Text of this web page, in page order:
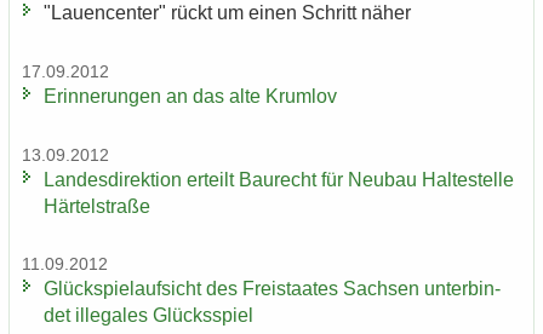
"Lau­en­cen­ter" rückt um einen Schritt näher
17.09.2012
Er­in­ne­run­gen an das alte Krum­lov
13.09.2012
Lan­des­di­rek­ti­on er­teilt Bau­recht für Neu­bau Hal­te­stel­le
Här­tel­stra­ße
11.09.2012
Glück­spiel­auf­sicht des Frei­staa­tes Sach­sen un­ter­bin­
det il­le­ga­les Glücks­spiel